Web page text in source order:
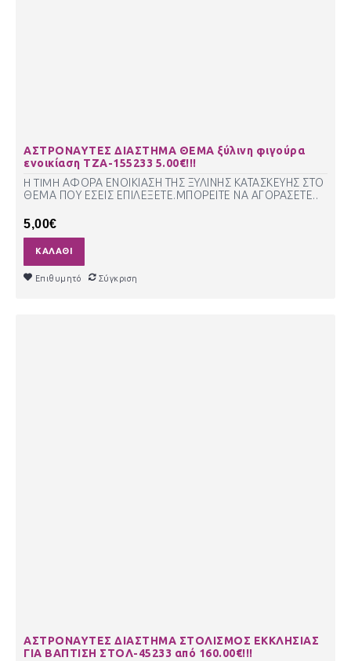
ΑΣΤΡΟΝΑΥΤΕΣ ΔΙΑΣΤΗΜΑ ΘΕΜΑ ξύλινη φιγούρα
ενοικίαση ΤΖΑ-155233 5.00€!!!
H TIMH ΑΦΟΡΑ ΕΝΟΙΚΙΑΣΗ ΤΗΣ ΞΥΛΙΝΗΣ ΚΑΤΑΣΚΕΥΗΣ ΣΤΟ
ΘΕΜΑ ΠΟΥ ΕΣΕΙΣ ΕΠΙΛΕΞΕΤΕ.ΜΠΟΡΕΙΤΕ ΝΑ ΑΓΟΡΑΣΕΤΕ..
5,00€
ΚΑΛΆΘΙ
Επιθυμητό Σύγκριση
ΑΣΤΡΟΝΑΥΤΕΣ ΔΙΑΣΤΗΜΑ ΣΤΟΛΙΣΜΟΣ ΕΚΚΛΗΣΙΑΣ
ΓΙΑ ΒΑΠΤΙΣΗ ΣΤΟΛ-45233 από 160.00€!!!